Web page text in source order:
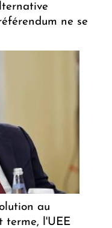
ne se
au
terme, l'UEE